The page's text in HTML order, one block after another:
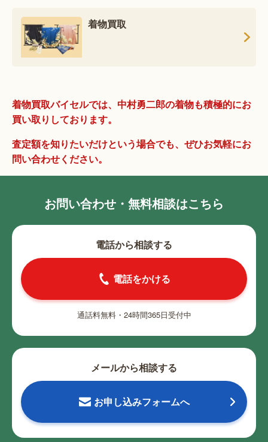
着物買取
着物買取バイセルでは、中村勇二郎の着物も積極的にお
買い取りしております。
査定額を知りたいだけという場合でも、ぜひお気軽にお
問い合わせください。
お問い合わせ・無料相談はこちら
電話から相談する
電話をかける
通話料無料・24時間365日受付中
メールから相談する
お申し込みフォームへ